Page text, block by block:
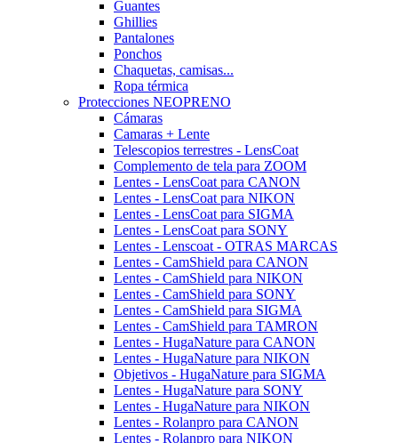
Guantes
Ghillies
Pantalones
Ponchos
Chaquetas, camisas...
Ropa térmica
Protecciones NEOPRENO
Cámaras
Camaras + Lente
Telescopios terrestres - LensCoat
Complemento de tela para ZOOM
Lentes - LensCoat para CANON
Lentes - LensCoat para NIKON
Lentes - LensCoat para SIGMA
Lentes - LensCoat para SONY
Lentes - Lenscoat - OTRAS MARCAS
Lentes - CamShield para CANON
Lentes - CamShield para NIKON
Lentes - CamShield para SONY
Lentes - CamShield para SIGMA
Lentes - CamShield para TAMRON
Lentes - HugaNature para CANON
Lentes - HugaNature para NIKON
Objetivos - HugaNature para SIGMA
Lentes - HugaNature para SONY
Lentes - HugaNature para NIKON
Lentes - Rolanpro para CANON
Lentes - Rolanpro para NIKON